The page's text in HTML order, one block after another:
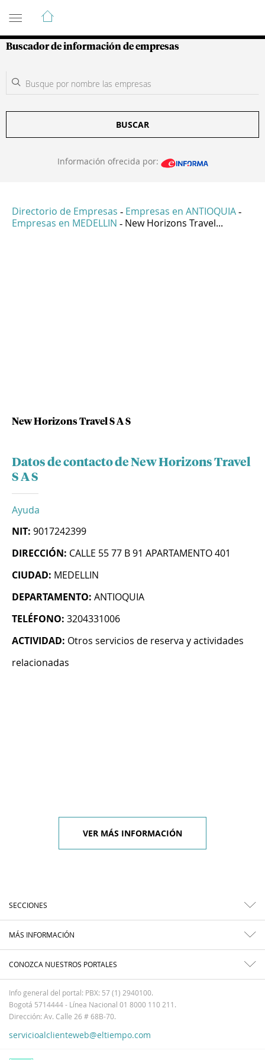
Guía de Empresas Colombianas
Buscador de información de empresas
BUSCAR
Información ofrecida por:
Directorio de Empresas - Empresas en ANTIOQUIA -
Empresas en MEDELLIN - New Horizons Travel...
New Horizons Travel S A S
Datos de contacto de New Horizons Travel
S A S
Ayuda
NIT: 9017242399
DIRECCIÓN: CALLE 55 77 B 91 APARTAMENTO 401
CIUDAD: MEDELLIN
DEPARTAMENTO: ANTIOQUIA
TELÉFONO: 3204331006
ACTIVIDAD: Otros servicios de reserva y actividades
relacionadas
VER MÁS INFORMACIÓN
SECCIONES
MÁS INFORMACIÓN
CONOZCA NUESTROS PORTALES
Info general del portal: PBX: 57 (1) 2940100.
Bogotá 5714444 - Línea Nacional 01 8000 110 211.
Dirección: Av. Calle 26 # 68B-70.
servicioalclienteweb@eltiempo.com